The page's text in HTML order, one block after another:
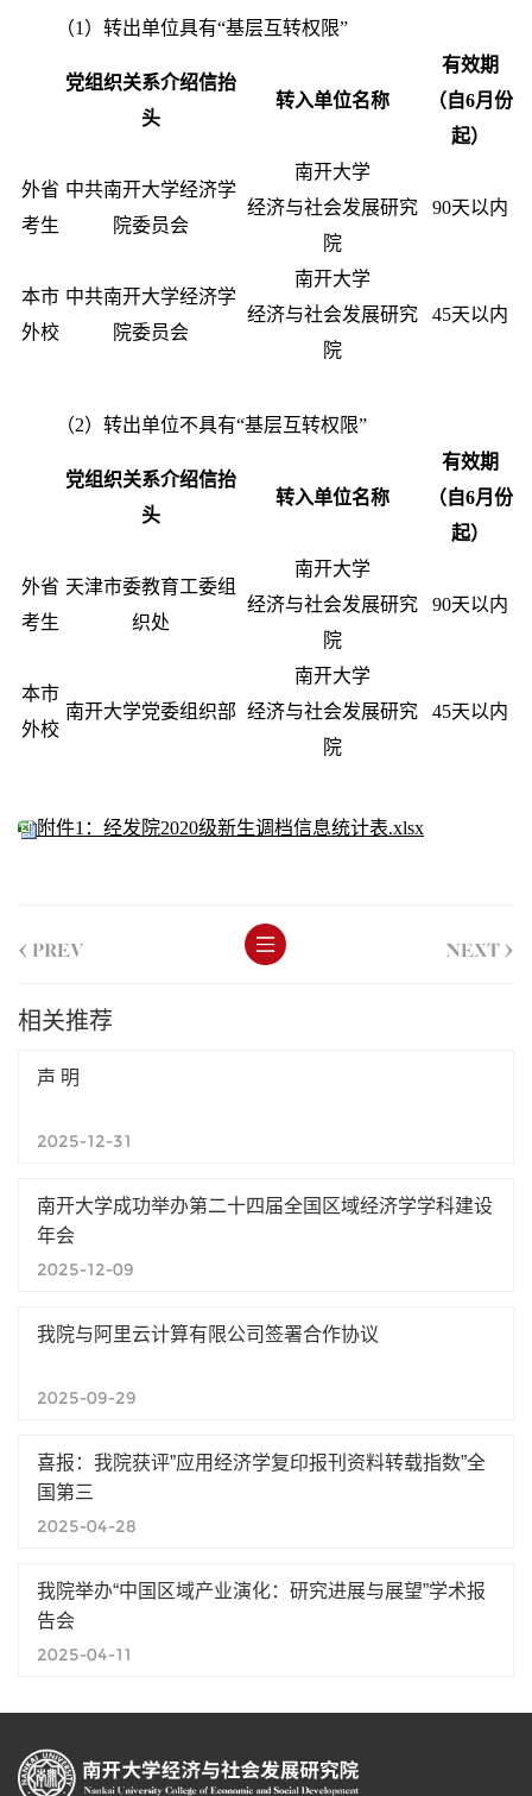
（1 ） 转出单位具有“基层互转权限”
党组织关系介绍信抬
头
转入单位名称
有效期
（自6月份
起）
外省
考生
中共南开大学经济学
院委员会
南开大学
经济与社会发展研究
院
90天以内
本市
外校
中共南开大学经济学
院委员会
南开大学
经济与社会发展研究
院
45天以内
（2） 转出单位不具有“基层互转权限”
党组织关系介绍信抬
头
转入单位名称
有效期
（自6月份
起）
外省
考生
天津市委教育工委组
织处
南开大学
经济与社会发展研究
院
90天以内
本市
外校
南开大学党委组织部
南开大学
经济与社会发展研究
院
45天以内
附件1：经发院2020级新生调档信息统计表.xlsx
< PREV NEXT >
相关推荐
声 明
2025-12-31
南开大学成功举办第二十四届全国区域经济学学科建设
年会
2025-12-09
我院与阿里云计算有限公司签署合作协议
2025-09-29
喜报：我院获评”应用经济学复印报刊资料转载指数”全
国第三
2025-04-28
我院举办“中国区域产业演化：研究进展与展望”学术报
告会
2025-04-11